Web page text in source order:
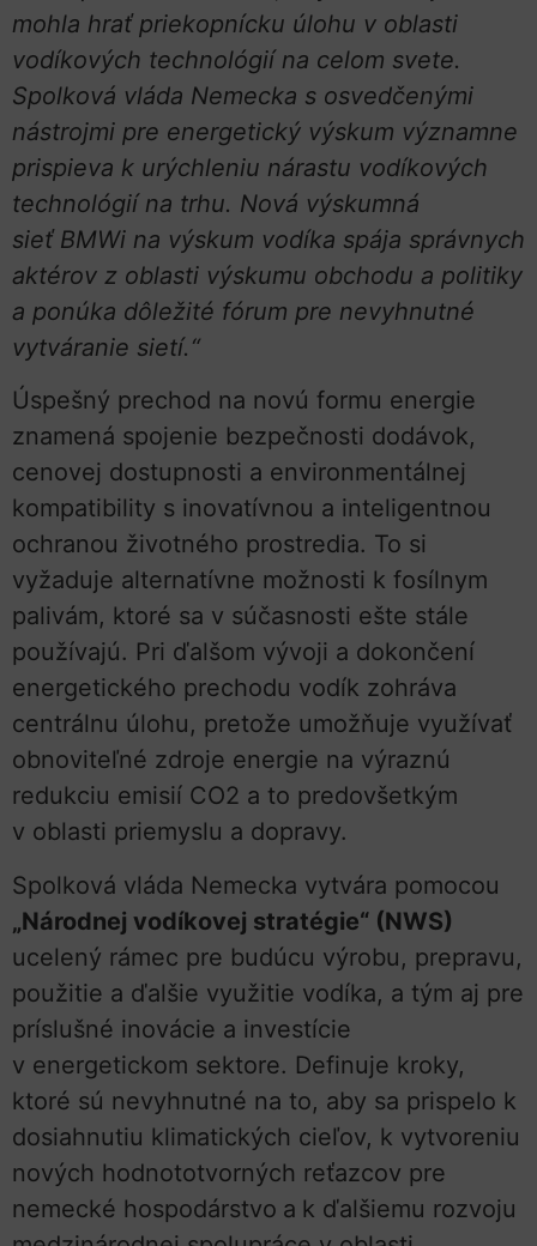
mohla hrať priekopnícku úlohu v oblasti
vodíkových technológií na celom svete.
Spolková vláda Nemecka s osvedčenými
nástrojmi pre energetický výskum významne
prispieva k urýchleniu nárastu vodíkových
technológií na trhu. Nová výskumná
sieť BMWi na výskum vodíka spája správnych
aktérov z oblasti výskumu obchodu a politiky
a ponúka dôležité fórum pre nevyhnutné
vytváranie sietí.“
Úspešný prechod na novú formu energie
znamená spojenie bezpečnosti dodávok,
cenovej dostupnosti a environmentálnej
kompatibility s inovatívnou a inteligentnou
ochranou životného prostredia. To si
vyžaduje alternatívne možnosti k fosílnym
palivám, ktoré sa v súčasnosti ešte stále
používajú. Pri ďalšom vývoji a dokončení
energetického prechodu vodík zohráva
centrálnu úlohu, pretože umožňuje využívať
obnoviteľné zdroje energie na výraznú
redukciu emisií CO2 a to predovšetkým
v oblasti priemyslu a dopravy.
Spolková vláda Nemecka vytvára pomocou
„Národnej vodíkovej stratégie“ (NWS)
ucelený rámec pre budúcu výrobu, prepravu,
použitie a ďalšie využitie vodíka, a tým aj pre
príslušné inovácie a investície
v energetickom sektore. Definuje kroky,
ktoré sú nevyhnutné na to, aby sa prispelo k
dosiahnutiu klimatických cieľov, k vytvoreniu
nových hodnototvorných reťazcov pre
nemecké hospodárstvo a k ďalšiemu rozvoju